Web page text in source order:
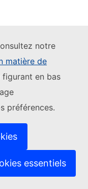
notre
matière de
en bas
préférences.
essentiels